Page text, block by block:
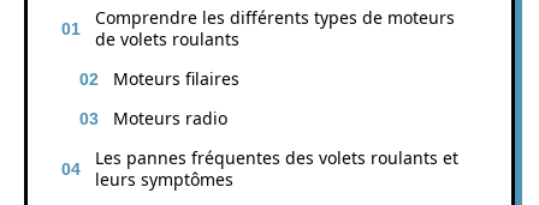
Comprendre les différents types de moteurs
de volets roulants
Moteurs filaires
Moteurs radio
Les pannes fréquentes des volets roulants et
leurs symptômes